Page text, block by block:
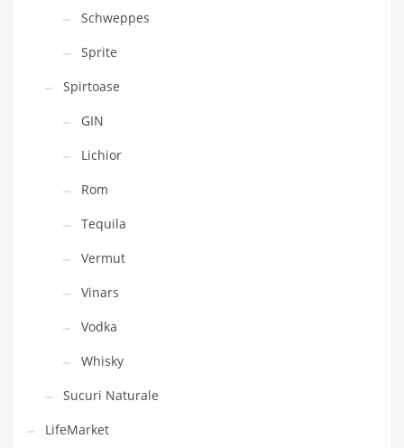
Schweppes
Sprite
Spirtoase
GIN
Lichior
Rom
Tequila
Vermut
Vinars
Vodka
Whisky
Sucuri Naturale
LifeMarket